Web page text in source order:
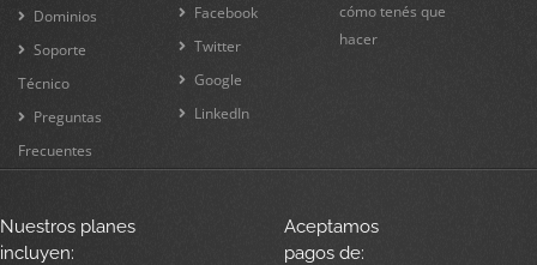
Dominios
Soporte
Técnico
Preguntas
Frecuentes
Facebook
Twitter
Google
LinkedIn
cómo tenés que
hacer
Nuestros planes
incluyen:
Aceptamos
pagos de: